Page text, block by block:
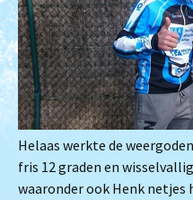
Helaas werkte de
fris 12 graden en
waaronder ook Henk netjes